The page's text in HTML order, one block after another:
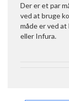
Der er et par
ved at bruge
måde er ved
eller Infura.